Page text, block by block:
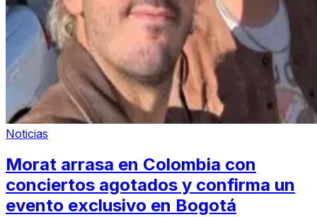
Noticias
Morat arrasa en Colombia con
conciertos agotados y confirma un
evento exclusivo en Bogotá